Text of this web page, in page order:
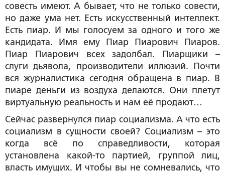
совесть имеют. А бывает, что не только совести,
но даже ума нет. Есть искусственный интеллект.
Есть пиар. И мы голосуем за одного и того же
кандидата. Имя ему Пиар Пиарович Пиаров.
Пиар Пиарович всех задолбал. Пиарщики –
слуги дьявола, производители иллюзий. Почти
вся журналистика сегодня обращена в пиар. В
пиаре деньги из воздуха делаются. Они плетут
виртуальную реальность и нам её продают…
Сейчас развернулся пиар социализма. А что есть
социализм в сущности своей? Социализм – это
когда всё по справедливости, которая
установлена какой-то партией, группой лиц,
власть имущих. И чтобы вы не сомневались, что